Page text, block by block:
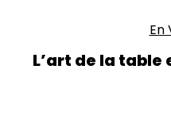
En
L’art de la